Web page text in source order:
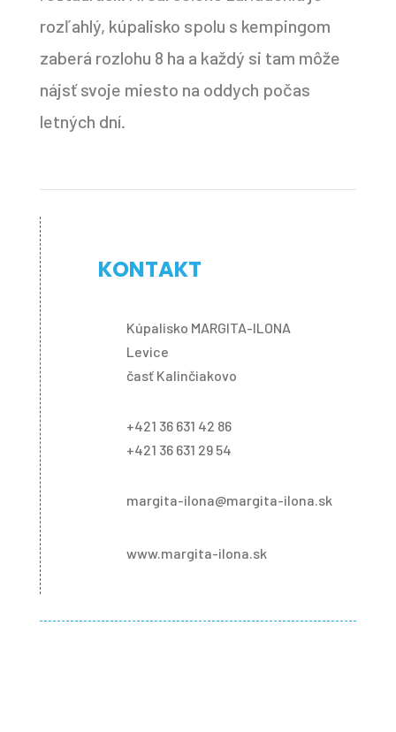
rozľahlý, kúpalisko spolu s kempingom
zaberá rozlohu 8 ha a každý si tam môže
nájsť svoje miesto na oddych počas
letných dní.
KONTAKT
Kúpalisko MARGITA-ILONA
Levice
časť Kalinčiakovo
+421 36 631 42 86
+421 36 631 29 54
margita-ilona@margita-ilona.sk
www.margita-ilona.sk